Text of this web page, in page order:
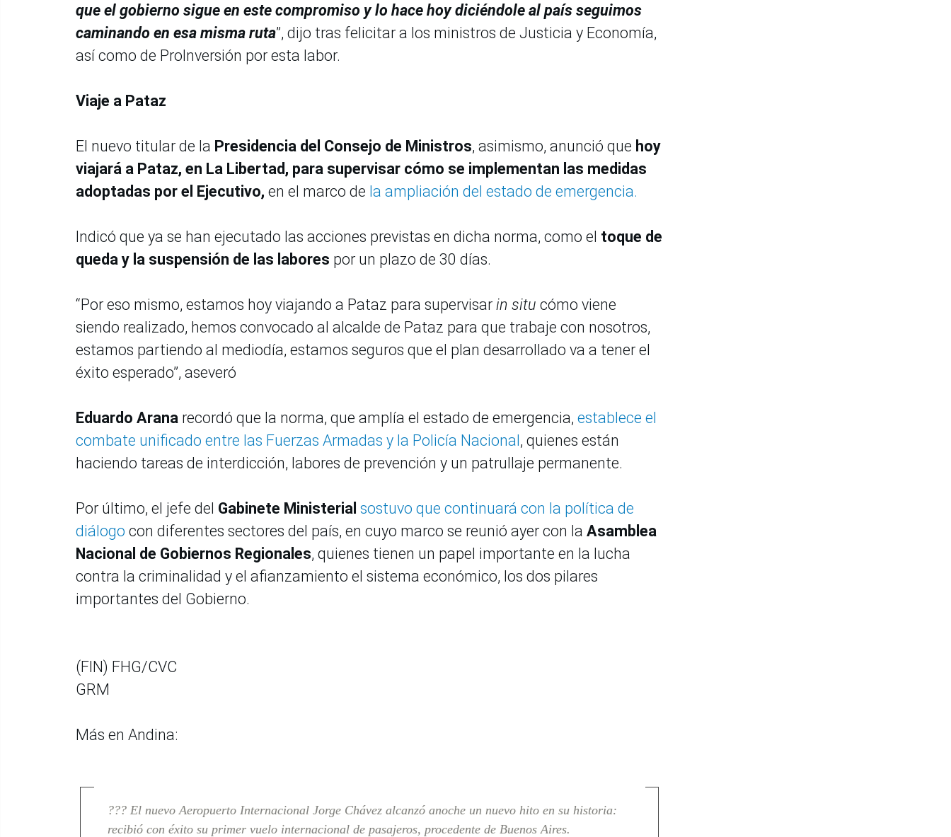
que el gobierno sigue en este compromiso y lo hace hoy diciéndole al país seguimos
caminando en esa misma ruta”, dijo tras felicitar a los ministros de Justicia y Economía,
así como de ProInversión por esta labor.
Viaje a Pataz
El nuevo titular de la Presidencia del Consejo de Ministros, asimismo, anunció que hoy
viajará a Pataz, en La Libertad, para supervisar cómo se implementan las medidas
adoptadas por el Ejecutivo, en el marco de la ampliación del estado de emergencia.
Indicó que ya se han ejecutado las acciones previstas en dicha norma, como el toque de
queda y la suspensión de las labores por un plazo de 30 días.
“Por eso mismo, estamos hoy viajando a Pataz para supervisar in situ cómo viene
siendo realizado, hemos convocado al alcalde de Pataz para que trabaje con nosotros,
estamos partiendo al mediodía, estamos seguros que el plan desarrollado va a tener el
éxito esperado”, aseveró
Eduardo Arana recordó que la norma, que amplía el estado de emergencia, establece el
combate unificado entre las Fuerzas Armadas y la Policía Nacional, quienes están
haciendo tareas de interdicción, labores de prevención y un patrullaje permanente.
Por último, el jefe del Gabinete Ministerial sostuvo que continuará con la política de
diálogo con diferentes sectores del país, en cuyo marco se reunió ayer con la Asamblea
Nacional de Gobiernos Regionales, quienes tienen un papel importante en la lucha
contra la criminalidad y el afianzamiento el sistema económico, los dos pilares
importantes del Gobierno.
(FIN) FHG/CVC
GRM
Más en Andina:
??? El nuevo Aeropuerto Internacional Jorge Chávez alcanzó anoche un nuevo hito en su historia:
recibió con éxito su primer vuelo internacional de pasajeros, procedente de Buenos Aires.